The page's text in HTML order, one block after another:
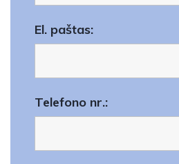
El. paštas:
Telefono nr.: